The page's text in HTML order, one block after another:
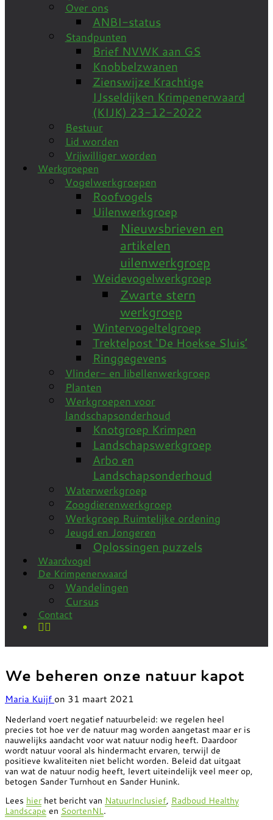
Over ons
ANBI-status
Standpunten
Brief NVWK aan GS
Knobbelzwanen
Zienswijze Krachtige
IJsseldijken Krimpenerwaard
(KIJK) 23-12-2022
Bestuur
Lid worden
Vrijwilliger worden
Werkgroepen
Vogelwerkgroepen
Roofvogels
Uilenwerkgroep
Nieuwsbrieven en
artikelen
uilenwerkgroep
Weidevogelwerkgroep
Zwarte stern
werkgroep
Wintervogeltelgroep
Trektelpost ‘De Hoekse Sluis’
Ringgegevens
Vlinder- en libellenwerkgroep
Planten
Werkgroepen voor
landschapsonderhoud
Knotgroep Krimpen
Landschapswerkgroep
Arbo en
Landschapsonderhoud
Waterwerkgroep
Zoogdierenwerkgroep
Werkgroep Ruimtelijke ordening
Jeugd en Jongeren
Oplossingen puzzels
Waardvogel
De Krimpenerwaard
Wandelingen
Cursus
Contact
We beheren onze natuur kapot
Maria Kuijf on 31 maart 2021
Nederland voert negatief natuurbeleid: we regelen heel
precies tot hoe ver de natuur mag worden aangetast maar er is
nauwelijks aandacht voor wat natuur nodig heeft. Daardoor
wordt natuur vooral als hindermacht ervaren, terwijl de
positieve kwaliteiten niet belicht worden. Beleid dat uitgaat
van wat de natuur nodig heeft, levert uiteindelijk veel meer op,
betogen Sander Turnhout en Sander Hunink.
Lees hierhet bericht van NatuurInclusief, Radboud Healthy
Landscape en SoortenNL.